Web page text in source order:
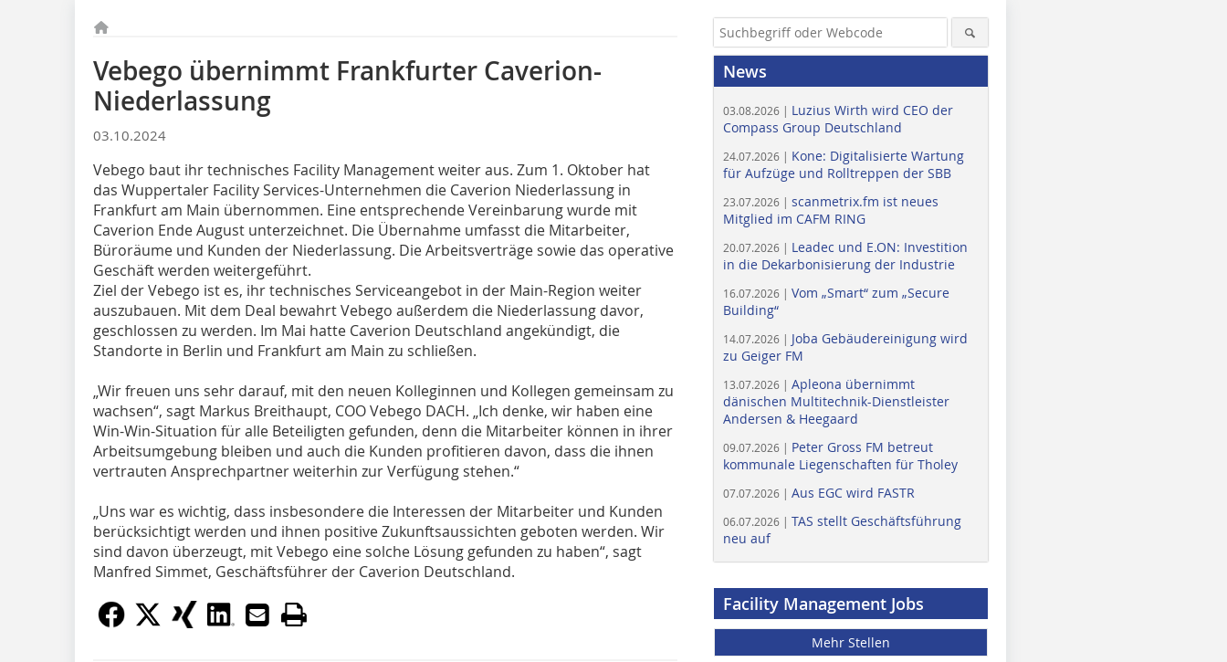
Vebego übernimmt Frankfurter Caverion-
Niederlassung
03.10.2024
Vebego baut ihr technisches Facility Management weiter aus. Zum 1. Oktober hat
das Wuppertaler Facility Services-Unternehmen die Caverion Niederlassung in
Frankfurt am Main übernommen. Eine entsprechende Vereinbarung wurde mit
Caverion Ende August unterzeichnet. Die Übernahme umfasst die Mitarbeiter,
Büroräume und Kunden der Niederlassung. Die Arbeitsverträge sowie das operative
Geschäft werden weitergeführt.
Ziel der Vebego ist es, ihr technisches Serviceangebot in der Main-Region weiter
auszubauen. Mit dem Deal bewahrt Vebego außerdem die Niederlassung davor,
geschlossen zu werden. Im Mai hatte Caverion Deutschland angekündigt, die
Standorte in Berlin und Frankfurt am Main zu schließen.
„Wir freuen uns sehr darauf, mit den neuen Kolleginnen und Kollegen gemeinsam zu
wachsen“, sagt Markus Breithaupt, COO Vebego DACH. „Ich denke, wir haben eine
Win-Win-Situation für alle Beteiligten gefunden, denn die Mitarbeiter können in ihrer
Arbeitsumgebung bleiben und auch die Kunden profitieren davon, dass die ihnen
vertrauten Ansprechpartner weiterhin zur Verfügung stehen.“
„Uns war es wichtig, dass insbesondere die Interessen der Mitarbeiter und Kunden
berücksichtigt werden und ihnen positive Zukunftsaussichten geboten werden. Wir
sind davon überzeugt, mit Vebego eine solche Lösung gefunden zu haben“, sagt
Manfred Simmet, Geschäftsführer der Caverion Deutschland.
News
03.08.2026 | Luzius Wirth wird CEO der
Compass Group Deutschland
24.07.2026 | Kone: Digitalisierte Wartung
für Aufzüge und Rolltreppen der SBB
23.07.2026 | scanmetrix.fm ist neues
Mitglied im CAFM RING
20.07.2026 | Leadec und E.ON: Investition
in die Dekarbonisierung der Industrie
16.07.2026 | Vom „Smart“ zum „Secure
Building“
14.07.2026 | Joba Gebäudereinigung wird
zu Geiger FM
13.07.2026 | Apleona übernimmt
dänischen Multitechnik-Dienstleister
Andersen & Heegaard
09.07.2026 | Peter Gross FM betreut
kommunale Liegenschaften für Tholey
07.07.2026 | Aus EGC wird FASTR
06.07.2026 | TAS stellt Geschäftsführung
neu auf
Facility Management Jobs
Mehr Stellen